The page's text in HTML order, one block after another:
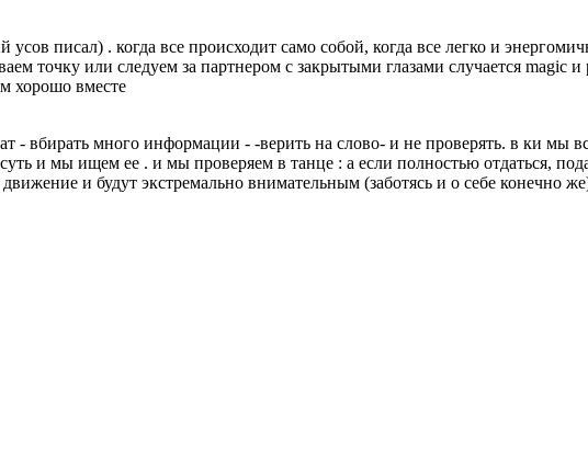
писал) . когда все происходит само собой, когда все легко и
точку или следуем за партнером с закрытыми глазами случается magic и
хорошо вместе
- вбирать много информации - -верить на слово- и не проверять. в ки мы
и мы ищем ее . и мы проверяем в танце : а если полностью отдаться,
и будут экстремально внимательным (заботясь и о себе конечно